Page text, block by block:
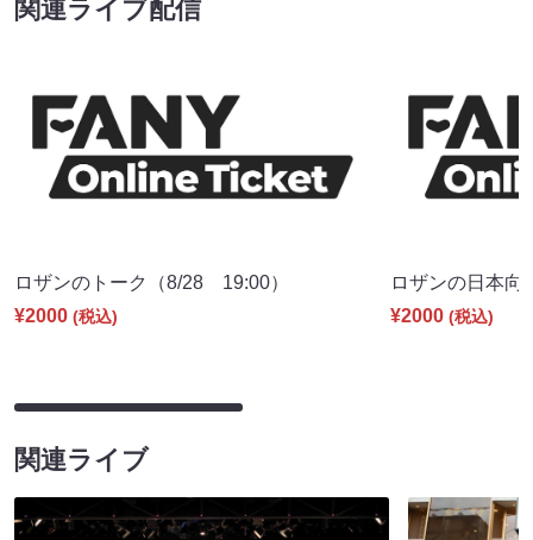
関連ライブ配信
ロザンのトーク（8/28 19:00）
¥2000 (税込)
ロザンの日本
¥2000 (税込)
関連ライブ